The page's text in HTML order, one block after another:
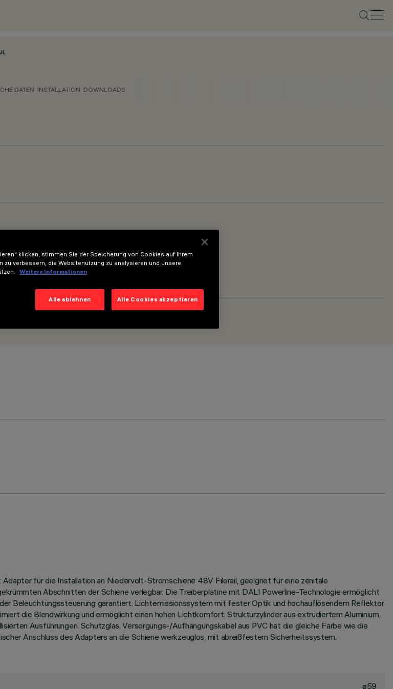
DATEN INSTALLATION DOWNLOADS
für die Installation an Niedervolt-Stromschiene 48V Filorail, geeignet für eine zenitale
Abschnitten der Schiene verlegbar. Die Treiberplatine mit DALI Powerline-Technologie ermöglicht
Beleuchtungssteuerung garantiert. Lichtemissionssystem mit fester Optik und hochauflösendem Reflektor
die Blendwirkung und ermöglicht einen hohen Lichtkomfort. Strukturzylinder aus extrudiertem Aluminium,
Ausführungen. Schutzglas. Versorgungs-/Aufhängungskabel aus PVC hat die gleiche Farbe wie die
Anschluss des Adapters an die Schiene werkzeuglos, mit abreißfestem Sicherheitssystem.
ø59
klicken, stimmen Sie der Speicherung von Cookies auf Ihrem
zu verbessern, die Websitenutzung zu analysieren und unsere
Weitere Informationen
Alle ablehnen Alle Cookies akzeptieren